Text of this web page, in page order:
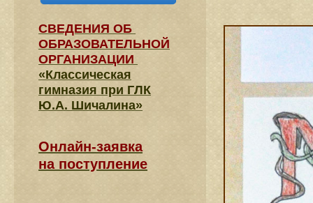
СВЕДЕНИЯ​ ОБ
ОБРАЗОВАТЕЛЬНОЙ
ОРГАНИЗАЦИИ
«Классическая
гимназия при ГЛК
Ю.А. Шичалина»
Онлайн-заявка
на поступление